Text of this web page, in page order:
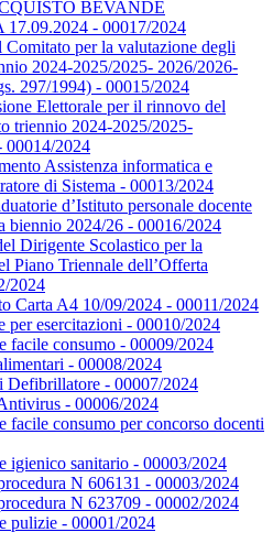
BEVANDE
- 00017/2024
Comitato per la valutazione degli
2024-2025/2025- 2026/2026-
297/1994) - 00015/2024
Elettorale per il rinnovo del
triennio 2024-2025/2025-
00014/2024
Assistenza informatica e
di Sistema - 00013/2024
d’Istituto personale docente
biennio 2024/26 - 00016/2024
Dirigente Scolastico per la
Piano Triennale dell’Offerta
2024
Carta A4 10/09/2024 - 00011/2024
per esercitazioni - 00010/2024
facile consumo - 00009/2024
- 00008/2024
Defibrillatore - 00007/2024
- 00006/2024
facile consumo per concorso docenti
igienico sanitario - 00003/2024
N 606131 - 00003/2024
N 623709 - 00002/2024
pulizie - 00001/2024